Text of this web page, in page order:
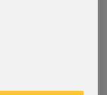
neben